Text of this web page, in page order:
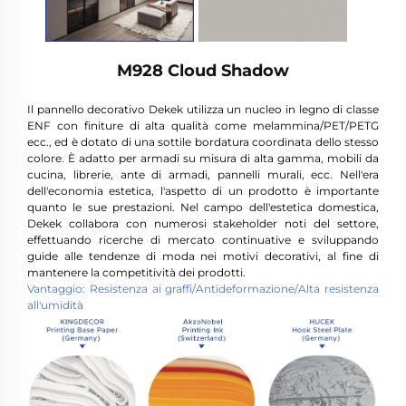
M928 Cloud Shadow
Il pannello decorativo Dekek utilizza un nucleo in legno di classe
ENF con finiture di alta qualità come melammina/PET/PETG
ecc., ed è dotato di una sottile bordatura coordinata dello stesso
colore. È adatto per armadi su misura di alta gamma, mobili da
cucina, librerie, ante di armadi, pannelli murali, ecc. Nell'era
dell'economia estetica, l'aspetto di un prodotto è importante
quanto le sue prestazioni. Nel campo dell'estetica domestica,
Dekek collabora con numerosi stakeholder noti del settore,
effettuando ricerche di mercato continuative e sviluppando
guide alle tendenze di moda nei motivi decorativi, al fine di
mantenere la competitività dei prodotti.
Vantaggio: Resistenza ai graffi/Antideformazione/Alta resistenza
all'umidità